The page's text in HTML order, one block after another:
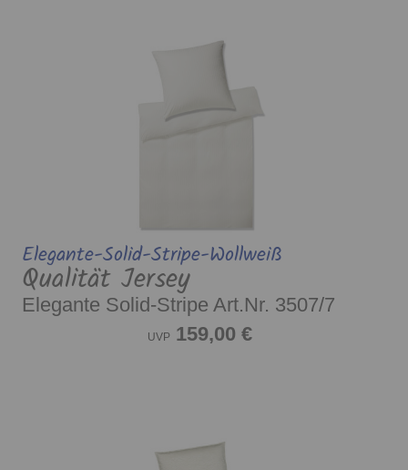
Elegante-Solid-Stripe-Wollweiß
Qualität Jersey
Elegante Solid-Stripe Art.Nr. 3507/7
UVP 159,00 €